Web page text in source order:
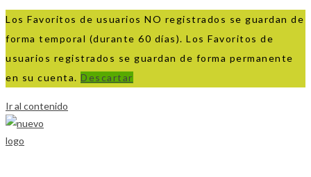
Los Favoritos de usuarios NO registrados se guardan de
forma temporal (durante 60 días). Los Favoritos de
usuarios registrados se guardan de forma permanente
en su cuenta. Descartar
Ir al contenido